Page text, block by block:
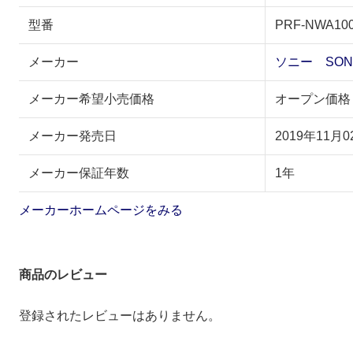
型番 PRF-
メーカー ソニー
メーカー希望小売価格 オープン価格
メーカー発売日 2019年11月
メーカー保証年数 1年
メーカーホームページをみる
商品のレビュー
登録されたレビューはありません。